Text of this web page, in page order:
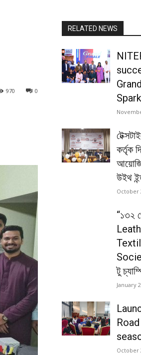
0
970
RELATED NEWS
কর্তৃক
উইথ
October
“১৩২
টু
January
October